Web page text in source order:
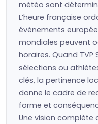
météo sont
L’heure française
événements
mondiales peuvent
horaires. Quand
sélections ou
clés, la pertinence
donne le cadre de
forme et
Une vision complète